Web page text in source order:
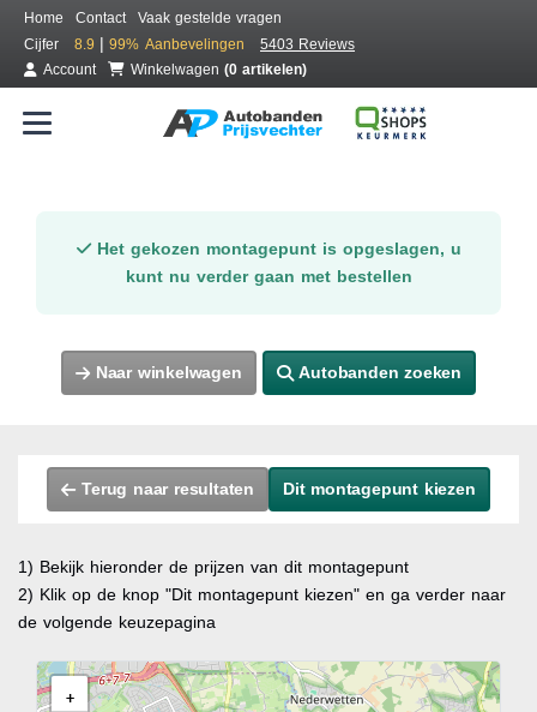
Home Contact
Vaak gestelde vragen
Cijfer
8.9 | 99% Aanbevelingen
5403 Reviews
Account
Winkelwagen (0 artikelen)
Het gekozen montagepunt is opgeslagen, u
kunt nu verder gaan met bestellen
Naar winkelwagen Autobanden zoeken
Terug naar resultaten Dit montagepunt kiezen
1) Bekijk hieronder de prijzen van dit montagepunt
2) Klik op de knop "Dit montagepunt kiezen" en ga verder naar
de volgende keuzepagina
+